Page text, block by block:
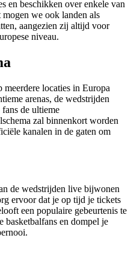
en beschikken over enkele van
mogen we ook landen als
aangezien zij altijd voor
niveau.
locaties in Europa
arenas, de wedstrijden
de ultieme
zal binnenkort worden
kanalen in de gaten om
de wedstrijden live bijwonen
ervoor dat je op tijd je tickets
een populaire gebeurtenis te
basketbalfans en dompel je